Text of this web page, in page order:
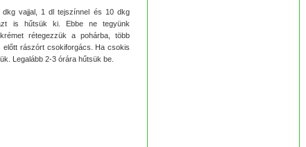
vajjal, 1 dl tejszínnel és 10 dkg
is hűtsük ki. Ebbe ne tegyünk
rétegezzük a pohárba, több
előtt rászórt csokiforgács. Ha csokis
Legalább 2-3 órára hűtsük be.